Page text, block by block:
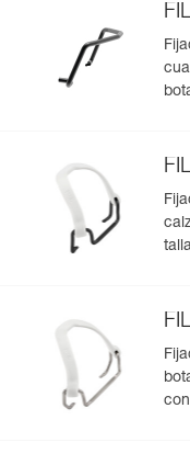
- Sistema de
adaptarse a todo
- Regulación de la
Modularidad
- Bloques
sistema de fijación
- Sistema de
adaptarse a la
delantero:
de snowboard...